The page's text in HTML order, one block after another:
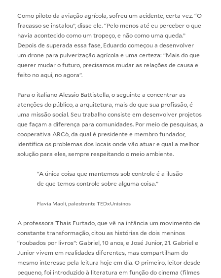
Como piloto da aviação agrícola, sofreu um acidente, certa vez. “O
fracasso se instalou”, disse ele. “Pelo menos até eu perceber o que
havia acontecido como um tropeço, e não como uma queda.”
Depois de superada essa fase, Eduardo começou a desenvolver
um drone para pulverização agrícola e uma certeza: “Mais do que
querer mudar o futuro, precisamos mudar as relações de causa e
feito no aqui, no agora”.
Para o italiano Alessio Battistella, o seguinte a concentrar as
atenções do público, a arquitetura, mais do que sua profissão, é
uma missão social. Seu trabalho consiste em desenvolver projetos
que façam a diferença para comunidades. Por meio de pesquisas, a
cooperativa ARCò, da qual é presidente e membro fundador,
identifica os problemas dos locais onde vão atuar e qual a melhor
solução para eles, sempre respeitando o meio ambiente.
“A única coisa que mantemos sob controle é a ilusão
de que temos controle sobre alguma coisa.”
Flavia Maoli, palestrante TEDxUnisinos
A professora Thais Furtado, que vê na infância um movimento de
constante transformação, citou as histórias de dois meninos
“roubados por livros”: Gabriel, 10 anos, e José Junior, 21. Gabriel e
Junior vivem em realidades diferentes, mas compartilham do
mesmo interesse pela leitura hoje em dia. O primeiro, leitor desde
pequeno, foi introduzido à literatura em função do cinema (filmes